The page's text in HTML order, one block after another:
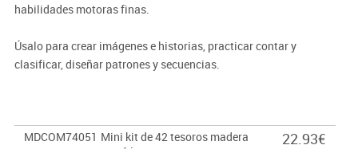
habilidades motoras finas.
Úsalo para crear imágenes e historias, practicar contar y
clasificar, diseñar patrones y secuencias.
MDCOM74051 Mini kit de 42 tesoros madera
22.93€